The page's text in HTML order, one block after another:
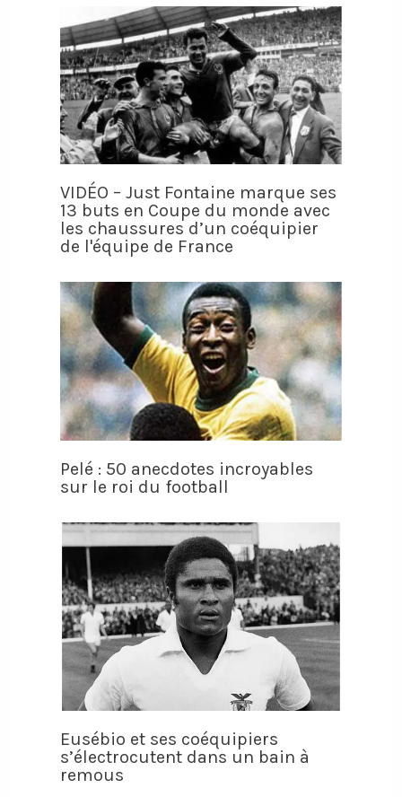
VIDÉO – Just Fontaine marque ses
13 buts en Coupe du monde avec
les chaussures d’un coéquipier
de l'équipe de France
Pelé : 50 anecdotes incroyables
sur le roi du football
Eusébio et ses coéquipiers
s’électrocutent dans un bain à
remous